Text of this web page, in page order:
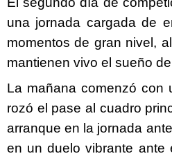
una jornada cargada de
momentos de gran nivel,
mantienen vivo el sueño
La mañana comenzó con
rozó el pase al cuadro
arranque en la jornada
en un duelo vibrante ante